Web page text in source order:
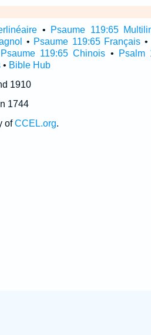
• Psaume 119:65
• Psaume 119:65 Français •
Psaume 119:65 Chinois •
Psalm
• Bible Hub
1910
1744
ofCCEL.org.